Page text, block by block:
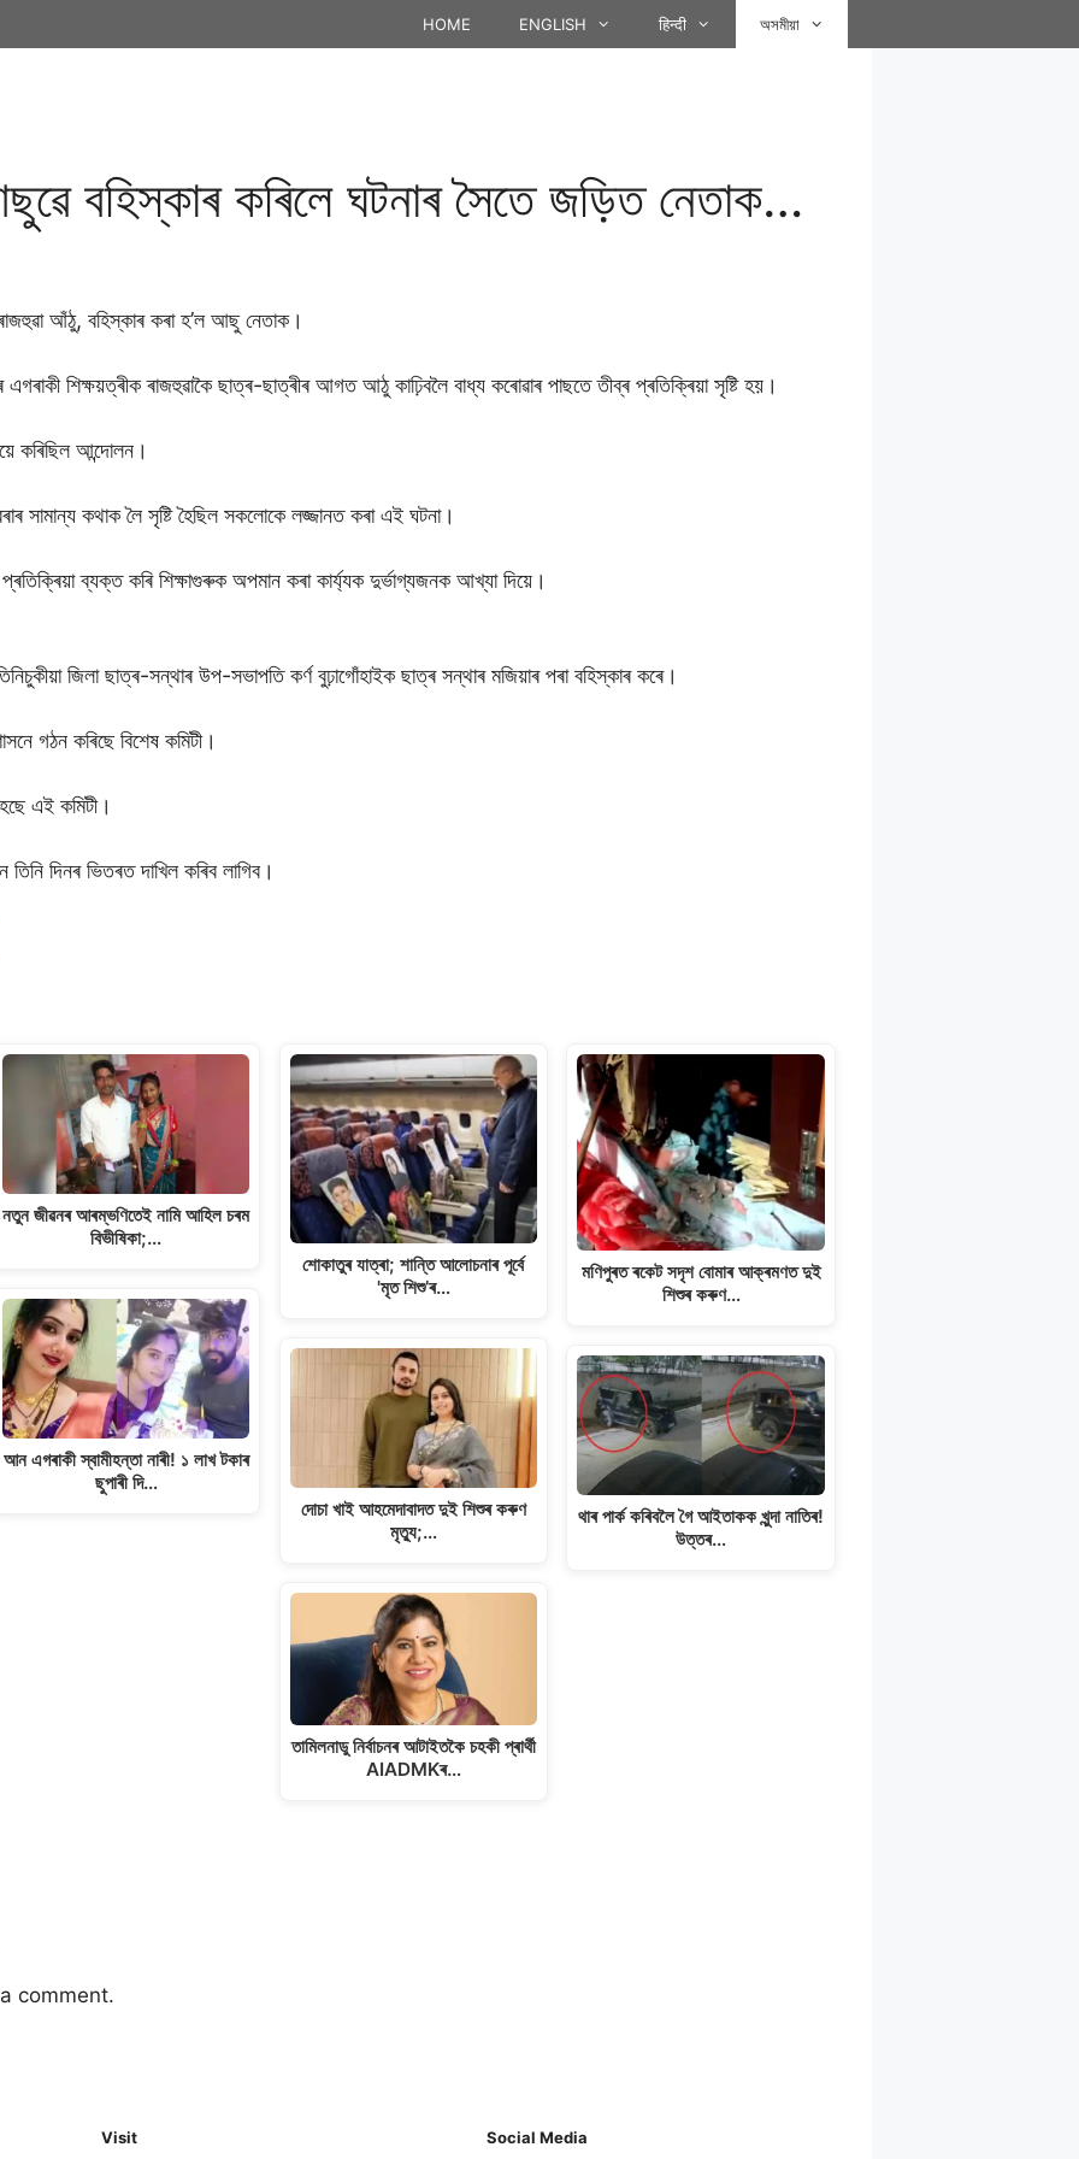
HOME ENGLISH हिन्दी অসমীয়া
বহিস্কাৰ কৰিলে ঘটনাৰ সৈতে জড়িত নেতাক…
আঁঠু, বহিস্কাৰ কৰা হ’ল আছু নেতাক।
এগৰাকী শিক্ষয়ত্ৰীক ৰাজহুৱাকৈ ছাত্ৰ-ছাত্ৰীৰ আগত আঠু কাঢ়িবলৈ বাধ্য কৰোৱাৰ পাছতে তীব্ৰ প্ৰতিক্ৰিয়া সৃষ্টি হয়।
কৰিছিল আন্দোলন।
সামান্য কথাক লৈ সৃষ্টি হৈছিল সকলোকে লজ্জানত কৰা এই ঘটনা।
ব্যক্ত কৰি শিক্ষাগুৰুক অপমান কৰা কাৰ্য্যক দুৰ্ভাগ্যজনক আখ্যা দিয়ে।
জিলা ছাত্ৰ-সন্থাৰ উপ-সভাপতি কৰ্ণ বুঢ়াগোঁহাইক ছাত্ৰ সন্থাৰ মজিয়াৰ পৰা বহিস্কাৰ কৰে।
গঠন কৰিছে বিশেষ কমিটী।
এই কমিটী।
দিনৰ ভিতৰত দাখিল কৰিব লাগিব।
নতুন জীৱনৰ আৰম্ভণিতেই নামি আহিল চৰম
বিভীষিকা;…
আন এগৰাকী স্বামীহন্তা নাৰী! ১ লাখ টকাৰ
ছুপাৰী দি…
শোকাতুৰ যাত্ৰা; শান্তি আলোচনাৰ পূৰ্বে
'মৃত শিশু’ৰ…
দোচা খাই আহমেদাবাদত দুই শিশুৰ কৰুণ
মৃত্যু;…
তামিলনাডু নিৰ্বাচনৰ আটাইতকৈ চহকী প্ৰাৰ্থী
AIADMKৰ…
মণিপুৰত ৰকেট সদৃশ বোমাৰ আক্ৰমণত দুই
শিশুৰ কৰুণ…
থাৰ পাৰ্ক কৰিবলৈ গৈ আইতাকক খুন্দা নাতিৰ!
উত্তৰ…
comment.
Visit
Social Media